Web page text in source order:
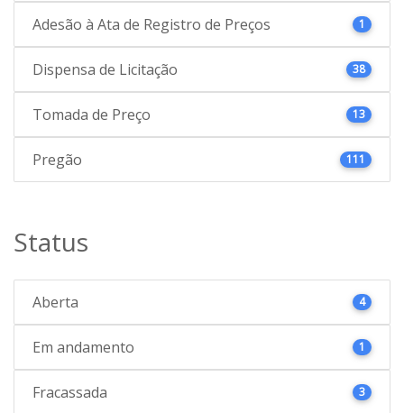
Adesão à Ata de Registro de Preços 1
Dispensa de Licitação 38
Tomada de Preço 13
Pregão 111
Status
Aberta 4
Em andamento 1
Fracassada 3